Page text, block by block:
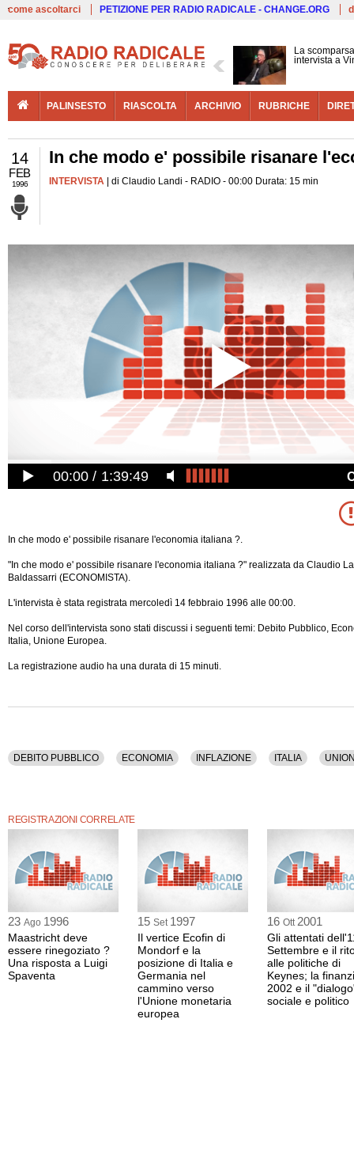
come ascoltarci PETIZIONE PER RADIO RADICALE - CHANGE.ORG
La
intervista a
PALINSESTO RIASCOLTA ARCHIVIO RUBRICHE
14
FEB
1996
In che modo e' possibile risanare
INTERVISTA | di Claudio Landi - RADIO - 00:00 Durata: 15 min
00:00 1:39:49
In che modo e' possibile risanare l'economia italiana ?.
"In che modo e' possibile risanare l'economia italiana ?" realizzata da Claudio
Baldassarri (ECONOMISTA).
L'intervista è stata registrata mercoledì 14 febbraio 1996 alle 00:00.
Nel corso dell'intervista sono stati discussi i seguenti temi: Debito Pubblico,
Italia, Unione Europea.
La registrazione audio ha una durata di 15 minuti.
DEBITO PUBBLICO ECONOMIA INFLAZIONE ITALIA
REGISTRAZIONI CORRELATE
23 Ago 1996
Maastricht deve
essere rinegoziato ?
Una risposta a Luigi
Spaventa
15 Set 1997
Il vertice Ecofin di
Mondorf e la
posizione di Italia e
Germania nel
cammino verso
l'Unione monetaria
europea
16 Ott 2001
Gli attentati
Settembre e il
alle politiche di
Keynes; la
2002 e il
sociale e politico